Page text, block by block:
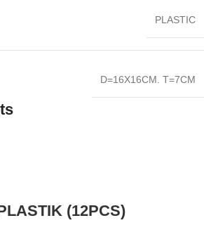
PLASTIC
D=16X16CM. T=7CM
(12PCS)